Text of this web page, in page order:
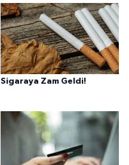
Sigaraya Zam Geldi!